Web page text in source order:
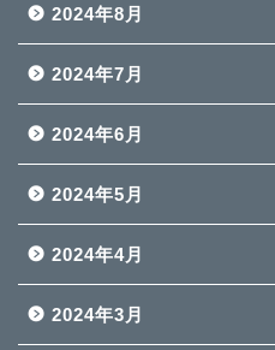
2024年8月
2024年7月
2024年6月
2024年5月
2024年4月
2024年3月